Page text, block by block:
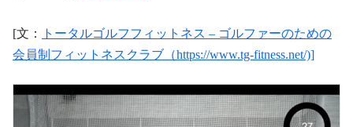
[文：
トータルゴルフフィットネス – ゴルファーのための
会員制フィットネスクラブ（https://www.tg-fitness.net/)]